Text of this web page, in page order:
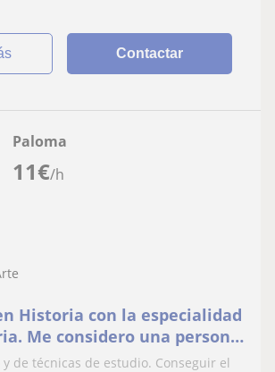
Contactar
11€/h
Paloma
Historia con la especialidad
Me considero una persona
Clases a Primaria
y de técnicas de estudio. Conseguir el